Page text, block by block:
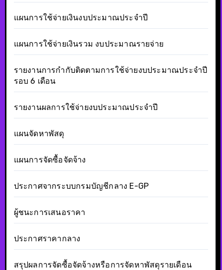
แผนการใช้จ่ายเงินงบประมาณประจำปี
แผนการใช้จ่ายเงินรวม งบประมาณรายจ่าย
รายงานการกำกับติดตามการใช้จ่ายงบประมาณประจำปี
รอบ 6 เดือน
รายงานผลการใช้จ่ายงบประมาณประจำปี
แผนจัดหาพัสดุ
แผนการจัดซื้อจัดจ้าง
ประกาศจากระบบกรมบัญชีกลาง E-GP
ผู้ชนะการเสนอราคา
ประกาศราคากลาง
สรุปผลการจัดซื้อจัดจ้างหรือการจัดหาพัสดุรายเดือน